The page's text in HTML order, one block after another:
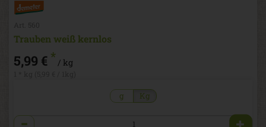
Trauben weiß kernlos
5,99 € * / kg
g Kg
Anzahl